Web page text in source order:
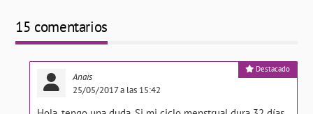
15 comentarios
Destacado
Anais
25/05/2017 a las 15:42